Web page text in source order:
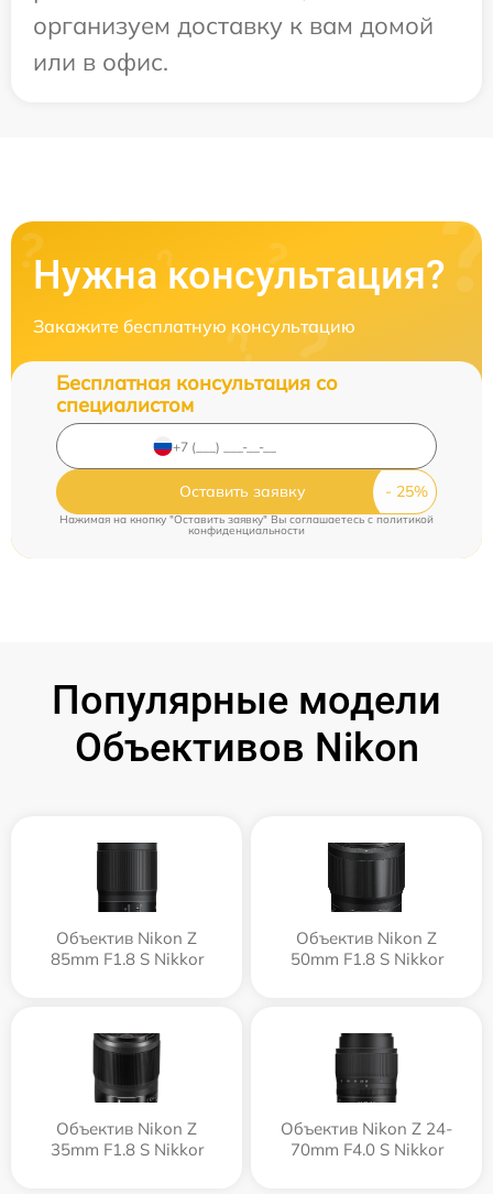
организуем доставку к вам домой
или в офис.
Нужна консультация?
Закажите бесплатную консультацию
Бесплатная консультация со
специалистом
Оставить заявку
Нажимая на кнопку "Оставить заявку" Вы соглашаетесь cполитикой
конфиденциальности
Популярные модели
Объективов Nikon
Объектив Nikon Z
85mm F1.8 S Nikkor
Объектив Nikon Z
50mm F1.8 S Nikkor
Объектив Nikon Z
35mm F1.8 S Nikkor
Объектив Nikon Z 24-
70mm F4.0 S Nikkor